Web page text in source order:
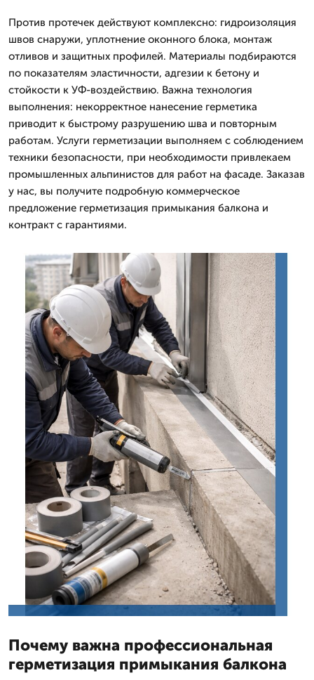
Против протечек действуют комплексно: гидроизоляция
швов снаружи, уплотнение оконного блока, монтаж
отливов и защитных профилей. Материалы подбираются
по показателям эластичности, адгезии к бетону и
стойкости к УФ-воздействию. Важна технология
выполнения: некорректное нанесение герметика
приводит к быстрому разрушению шва и повторным
работам. Услуги герметизации выполняем с соблюдением
техники безопасности, при необходимости привлекаем
промышленных альпинистов для работ на фасаде. Заказав
у нас, вы получите подробную коммерческое
предложение герметизация примыкания балкона и
контракт с гарантиями.
Почему важна профессиональная
герметизация примыкания балкона